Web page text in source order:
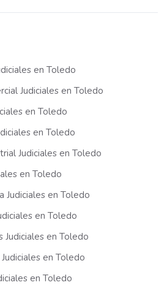
en Toledo
Judiciales en Toledo
en Toledo
en Toledo
Judiciales en Toledo
en Toledo
Judiciales en Toledo
en Toledo
Judiciales en Toledo
en Toledo
en Toledo